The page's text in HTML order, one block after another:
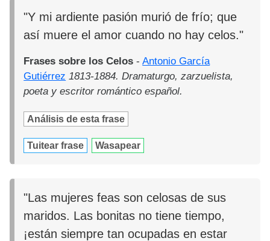
"Y mi ardiente pasión murió de frío; que
así muere el amor cuando no hay celos."
Frases sobre los Celos -Antonio García
Gutiérrez 1813-1884. Dramaturgo, zarzuelista,
poeta y escritor romántico español.
Análisis de esta frase
Tuitear frase Wasapear
"Las mujeres feas son celosas de sus
maridos. Las bonitas no tiene tiempo,
¡están siempre tan ocupadas en estar